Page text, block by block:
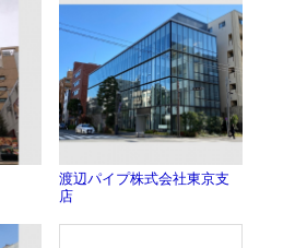
渡辺パイプ株式会社東京支
店